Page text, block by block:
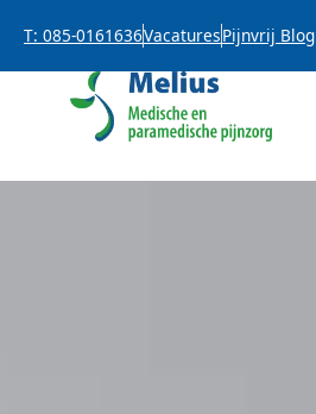
T: 085-0161636VacaturesPijnvrij Blog